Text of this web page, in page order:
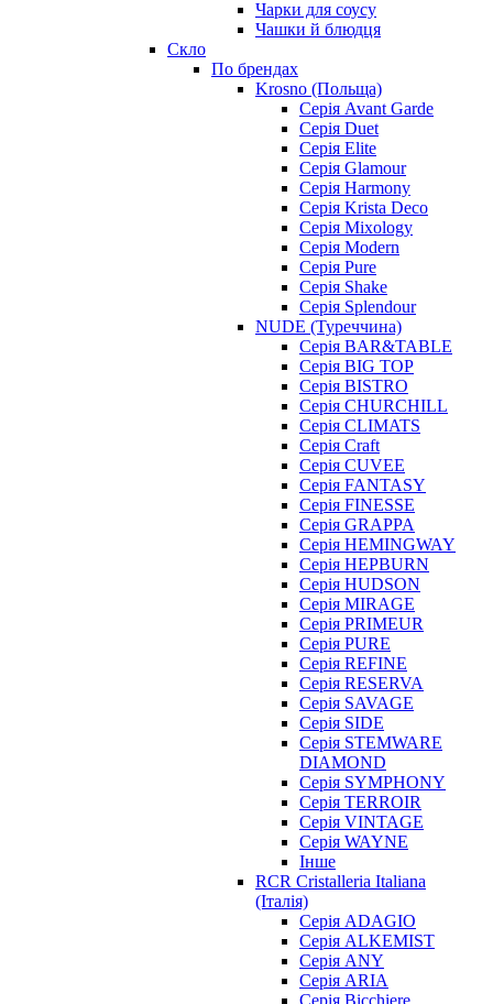
Чарки для соусу
Чашки й блюдця
Скло
По брендах
Krosno (Польща)
Серія Avant Garde
Серія Duet
Серія Elite
Серія Glamour
Серія Harmony
Серія Krista Deco
Серія Mixology
Серія Modern
Серія Pure
Серія Shake
Серія Splendour
NUDE (Туреччина)
Серія BAR&TABLE
Серія BIG TOP
Серія BISTRO
Серія CHURCHILL
Серія CLIMATS
Серія Craft
Серія CUVEE
Серія FANTASY
Серія FINESSE
Серія GRAPPA
Серія HEMINGWAY
Серія HEPBURN
Серія HUDSON
Серія MIRAGE
Серія PRIMEUR
Серія PURE
Серія REFINE
Серія RESERVA
Серія SAVAGE
Серія SIDE
Серія STEMWARE
DIAMOND
Серія SYMPHONY
Серія TERROIR
Серія VINTAGE
Серія WAYNE
Інше
RCR Cristalleria Italiana
(Італія)
Серія ADAGIO
Серія ALKEMIST
Серія ANY
Серія ARIA
Серія Bicchiere